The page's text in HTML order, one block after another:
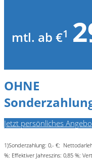
mtl. ab €1
OHNE
Jetzt persönliches
1)Sonderzahlung: 0,- €;
%; Effektiver Jahreszins: 0,85 %;